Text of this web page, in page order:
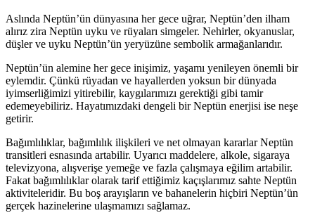
Aslında Neptün’ün dünyasına her gece uğrar, Neptün’den ilham
alırız zira Neptün uyku ve rüyaları simgeler. Nehirler, okyanuslar,
düşler ve uyku Neptün’ün yeryüzüne sembolik armağanlarıdır.
Neptün’ün alemine her gece inişimiz, yaşamı yenileyen önemli bir
eylemdir. Çünkü rüyadan ve hayallerden yoksun bir dünyada
iyimserliğimizi yitirebilir, kaygılarımızı gerektiği gibi tamir
edemeyebiliriz. Hayatımızdaki dengeli bir Neptün enerjisi ise neşe
getirir.
Bağımlılıklar, bağımlılık ilişkileri ve net olmayan kararlar Neptün
transitleri esnasında artabilir. Uyarıcı maddelere, alkole, sigaraya
televizyona, alışverişe yemeğe ve fazla çalışmaya eğilim artabilir.
Fakat bağımlılıklar olarak tarif ettiğimiz kaçışlarımız sahte Neptün
aktiviteleridir. Bu boş arayışların ve bahanelerin hiçbiri Neptün’ün
gerçek hazinelerine ulaşmamızı sağlamaz.